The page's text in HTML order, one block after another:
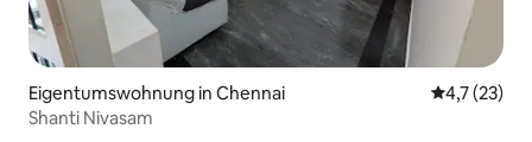
Eigentumswohnung in Chennai
4,7 (23)
Shanti Nivasam